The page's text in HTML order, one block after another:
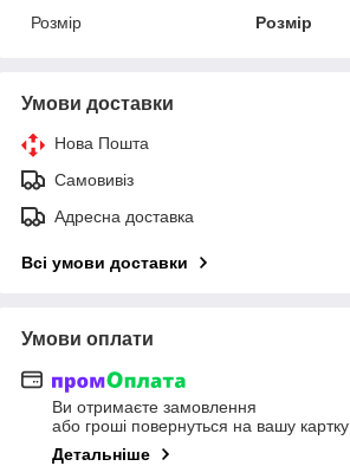
Розмір
Розмір
Умови доставки
Нова Пошта
Самовивіз
Адресна доставка
Всі умови доставки
Умови оплати
Ви отримаєте замовлення
або гроші повернуться на вашу картку
Детальніше